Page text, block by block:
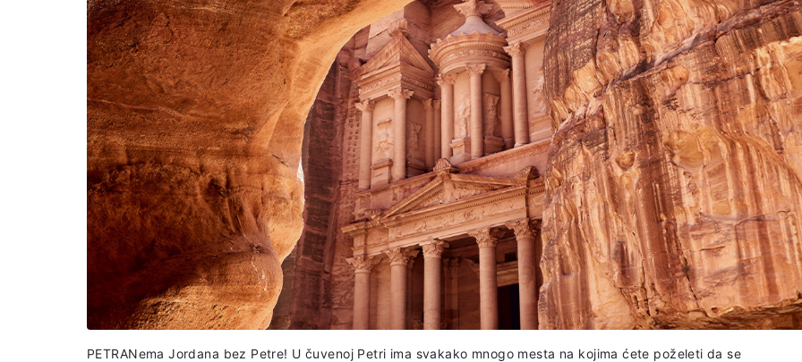
PETRANema Jordana bez Petre! U čuvenoj Petri ima svakako mnogo mesta na kojima ćete poželeti da se